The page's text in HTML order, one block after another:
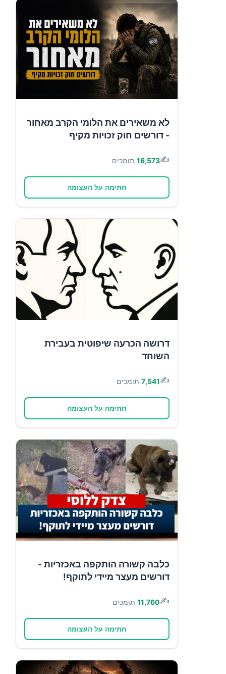
לא משאירים את הלומי הקרב מאחור
- דורשים חוק זכויות מקיף
✍️
16,573 תומכים
חתימה על העצומה
דרושה הכרעה שיפוטית בעבירת
השוחד
✍️
7,541 תומכים
חתימה על העצומה
כלבה קשורה הותקפה באכזריות -
דורשים מעצר מיידי לתוקף!
✍️
11,760 תומכים
חתימה על העצומה